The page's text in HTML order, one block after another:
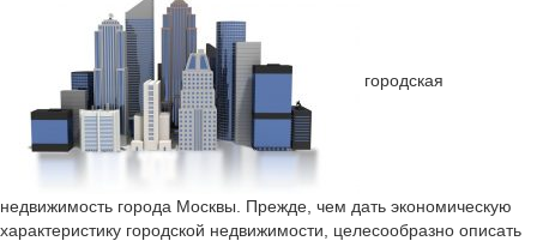
городская
недвижимость города Москвы. Прежде, чем дать экономическую
характеристику городской недвижимости, целесообразно описать